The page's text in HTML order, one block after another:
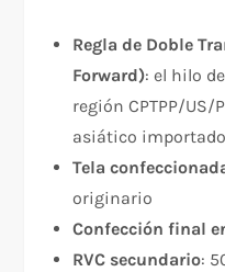
Regla de Doble
Forward): el hilo
región CPTPP/US/
asiático
Tela
originario
Confección final
RVC secundario: